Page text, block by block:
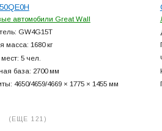
автомобили Great Wall
GW4G15T
масса: 1680 кг
5 чел.
база: 2700 мм
4650/4659/4669 × 1775 × 1455 мм
(ЕЩЕ 121)